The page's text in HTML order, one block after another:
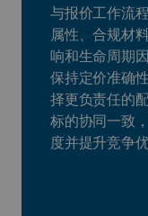
与报价工作流
属性、合规材
响和生命周期
保持定价准确
择更负责任的
标的协同一致
度并提升竞争优